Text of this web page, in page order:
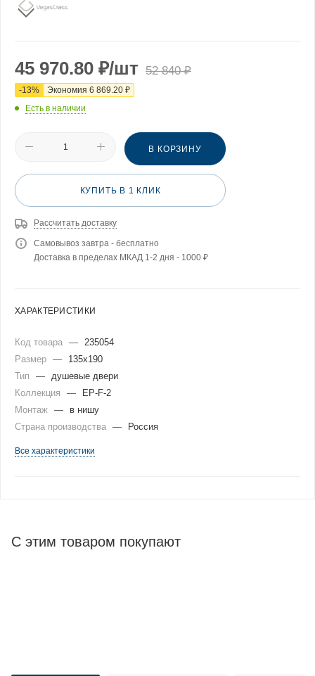
45 970.80 ₽/шт 52 840₽
-13% Экономия 6 869.20 ₽
Есть в наличии
В КОРЗИНУ
КУПИТЬ В 1 КЛИК
Рассчитать доставку
Самовывоз завтра - бесплатно
Доставка в пределах МКАД 1-2 дня - 1000 ₽
ХАРАКТЕРИСТИКИ
Код товара —
235054
Размер —
135x190
Тип
—
душевые двери
Коллекция
—
EP-F-2
Монтаж —
в нишу
Страна производства — Россия
Все характеристики
С этим товаром покупают